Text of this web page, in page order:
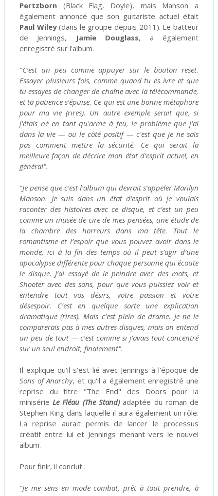
Pertzborn (Black Flag, Doyle), mais Manson a
également annoncé que son guitariste actuel était
Paul Wiley(dans le groupe depuis 2011). Le batteur
de Jennings,
Jamie Douglass, a également
enregistré sur l'album.
"C’est un peu comme appuyer sur le bouton reset.
Essayer plusieurs fois, comme quand tu es ivre et que
tu essayes de changer de chaîne avec la télécommande,
et ta patience s’épuise. Ce qui est une bonne métaphore
pour ma vie (rires). Un autre exemple serait que, si
j'étais né en tant qu'arme à feu, le problème que j’ai
dans la vie — ou le côté positif — c'est que je ne sais
pas comment mettre la sécurité. Ce qui serait la
meilleure façon de décrire mon état d’esprit actuel, en
général".
"Je pense que c’est l’album qui devrait s’appeler Marilyn
Manson. Je suis dans un état d'esprit où je voulais
raconter des histoires avec ce disque, et c’est un peu
comme un musée de cire de mes pensées, une étude de
la chambre des horreurs dans ma tête. Tout le
romantisme et l’espoir que vous pouvez avoir dans le
monde, ici à la fin des temps où il peut s’agir d’une
apocalypse différente pour chaque personne qui écoute
le disque. J’ai essayé de le peindre avec des mots, et
Shooter avec des sons, pour que vous puissiez voir et
entendre tout vos désirs, votre passion et votre
désespoir. C’est en quelque sorte une explication
dramatique (rires). Mais c’est plein de drame. Je ne le
comparerais pas à mes autres disques, mais on entend
un peu de tout — c’est comme si j’avais tout concentré
sur un seul endroit, finalement".
Il explique qu'il s'est lié avec Jennings à l'époque de
Sons of Anarchy, et qu'il a également enregistré une
reprise du titre "The End" des Doors pour la
minisérieLe Fléau (The Stand)adaptée du roman de
Stephen King dans laquelle il aura également un rôle.
La reprise aurait permis de lancer le processus
créatif entre lui et Jennings menant vers le nouvel
album.
Pour finir, il conclut :
"Je me sens en mode combat, prêt à tout prendre, à